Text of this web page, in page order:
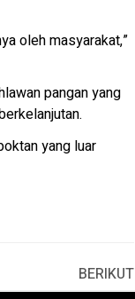
oleh masyarakat,”
pangan yang
yang luar
BERIKUT